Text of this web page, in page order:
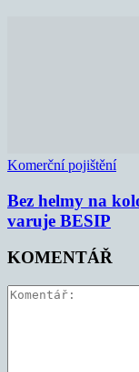
Komerční pojištění
Bez helmy na
varuje BESIP
KOMENTÁŘ